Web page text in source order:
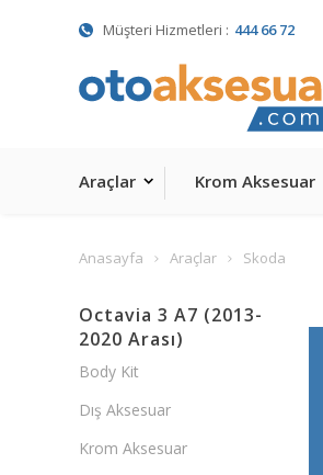
Müşteri Hizmetleri : 444 66 72
Araçlar Krom Aksesuar
Anasayfa Araçlar Skoda
Octavia 3 A7 (2013-
2020 Arası)
Body Kit
Dış Aksesuar
Krom Aksesuar